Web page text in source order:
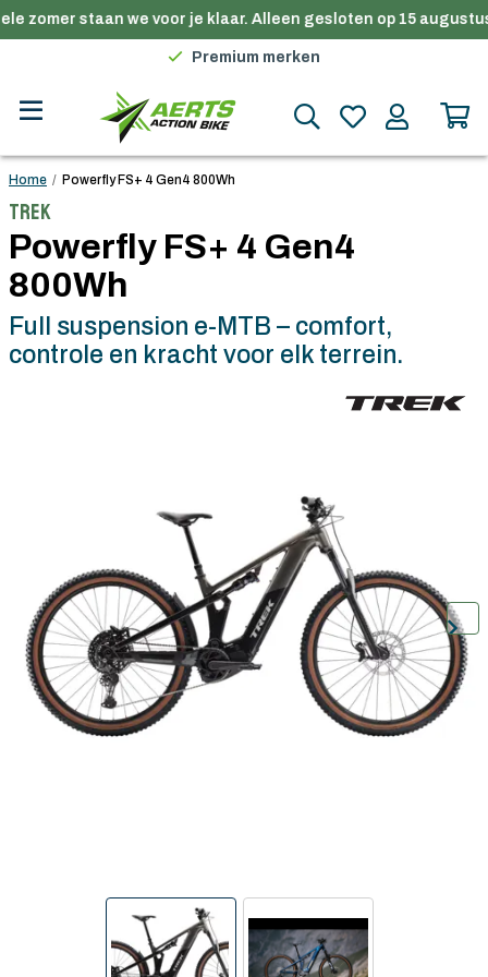
zomer staan we voor je klaar. Alleen gesloten op 15
Gratis verzending in België vanaf €100
Premium merken
Gratis verzending in België vanaf €100
Home / Powerfly FS+ 4 Gen4 800Wh
Trek
Powerfly FS+ 4 Gen4
800Wh
Full suspension e-MTB – comfort,
controle en kracht voor elk terrein.